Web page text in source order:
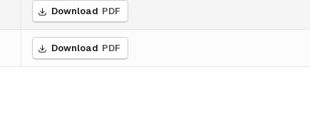
Download PDF
Download PDF